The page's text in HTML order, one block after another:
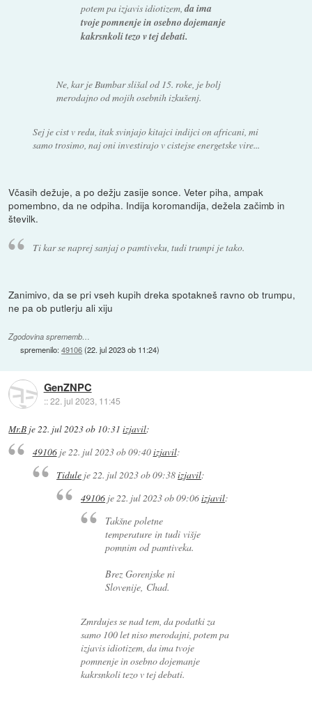
potem pa izjavis idiotizem,da ima
tvoje pomnenje in osebno dojemanje
kakrsnkoli tezo v tej debati.
Ne, kar je Bumbar slišal od 15. roke, je bolj
merodajno od mojih osebnih izkušenj.
Sej je cist v redu, itak svinjajo kitajci indijci on africani, mi
samo trosimo, naj oni investirajo v cistejse energetske vire...
Včasih dežuje, a po dežju zasije sonce. Veter piha, ampak
pomembno, da ne odpiha. Indija koromandija, dežela začimb in
številk.
Ti kar se naprej sanjaj o pamtiveku, tudi trumpi je tako.
Zanimivo, da se pri vseh kupih dreka spotakneš ravno ob trumpu,
ne pa ob putlerju ali xiju
Zgodovina sprememb…
spremenilo:49106(22. jul 2023 ob 11:24)
GenZNPC
::22. jul 2023, 11:45
Mr.B je22. jul 2023 ob 10:31 izjavil:
49106je22. jul 2023 ob 09:40izjavil:
Tidule je22. jul 2023 ob 09:38izjavil:
49106je 22. jul 2023 ob 09:06izjavil:
Takšne poletne
temperature in tudi višje
pomnim od pamtiveka.
Brez Gorenjske ni
Slovenije, Chad.
Zmrdujes se nad tem, da podatki za
samo 100 let niso merodajni, potem pa
izjavis idiotizem, da ima tvoje
pomnenje in osebno dojemanje
kakrsnkoli tezo v tej debati.